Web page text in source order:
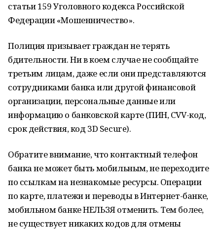
статьи 159 Уголовного кодекса Российской
Федерации «Мошенничество».
Полиция призывает граждан не терять
бдительности. Ни в коем случае не сообщайте
третьим лицам, даже если они представляются
сотрудниками банка или другой финансовой
организации, персональные данные или
информацию о банковской карте (ПИН, СVV-код,
срок действия, код 3D Secure).
Обратите внимание, что контактный телефон
банка не может быть мобильным, не переходите
по ссылкам на незнакомые ресурсы. Операции
по карте, платежи и переводы в Интернет-банке,
мобильном банке НЕЛЬЗЯ отменить. Тем более,
не существует никаких кодов для отмены